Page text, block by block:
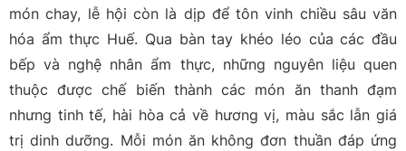
món chay, lễ hội còn là dịp để tôn vinh chiều sâu văn
hóa ẩm thực Huế. Qua bàn tay khéo léo của các đầu
bếp và nghệ nhân ẩm thực, những nguyên liệu quen
thuộc được chế biến thành các món ăn thanh đạm
nhưng tinh tế, hài hòa cả về hương vị, màu sắc lẫn giá
trị dinh dưỡng. Mỗi món ăn không đơn thuần đáp ứng